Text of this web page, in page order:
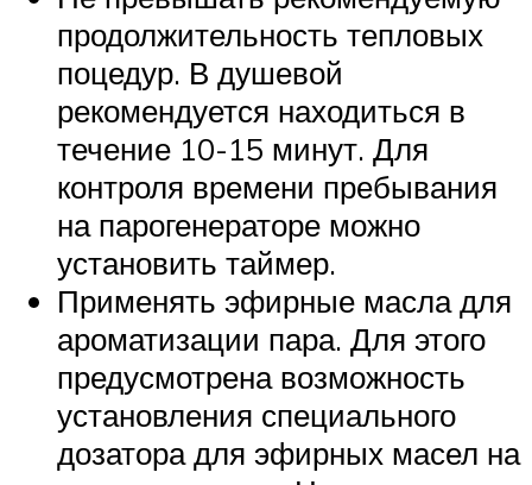
продолжительность тепловых
поцедур. В душевой
рекомендуется находиться в
течение 10-15 минут. Для
контроля времени пребывания
на парогенераторе можно
установить таймер.
Применять эфирные масла для
ароматизации пара. Для этого
предусмотрена возможность
установления специального
дозатора для эфирных масел на